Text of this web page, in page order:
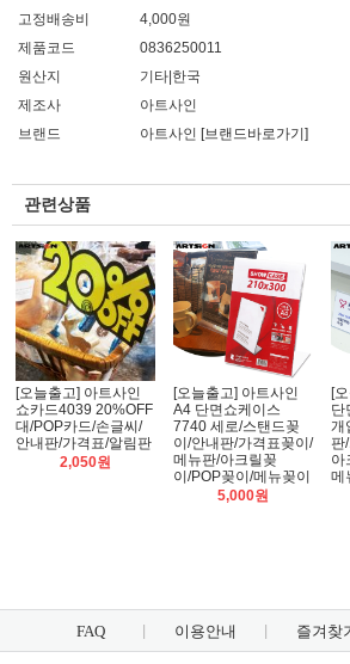
고정배송비
4,000원
제품코드
0836250011
원산지
기타|한국
제조사
아트사인
브랜드
아트사인 [브랜드바로가기]
관련상품
[오늘출고] 아트사인
쇼카드4039 20%OFF
대/POP카드/손글씨/
안내판/가격표/알림판
2,050원
[오늘출고] 아트사인
A4 단면쇼케이스
7740 세로/스탠드꽂
이/안내판/가격표꽂이/
메뉴판/아크릴꽂
이/POP꽂이/메뉴꽂이
5,000원
[
단
개
판
아
메
FAQ 이용안내 즐겨찾